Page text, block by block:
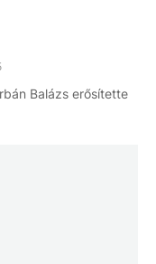
Balázs erősítette